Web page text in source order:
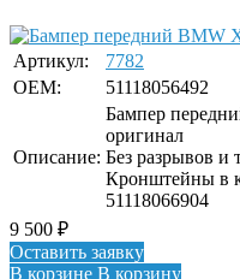
Артикул:
7782
OEM:
51118056492
Описание:
Бампер
оригинал
Без разрывов и
Кронштейны в
51118066904
9 500 ₽
Оставить заявку
В корзине В корзину